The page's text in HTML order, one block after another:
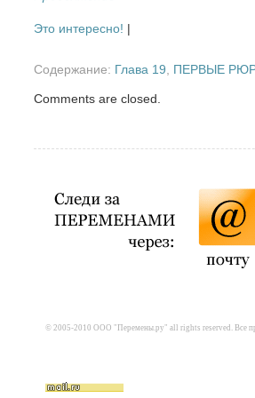
Это интересно! |
Содержание: Глава 19, ПЕРВЫЕ
Comments are closed.
© 2005-2010 ООО "Перемены.ру" all rights reserved. Все